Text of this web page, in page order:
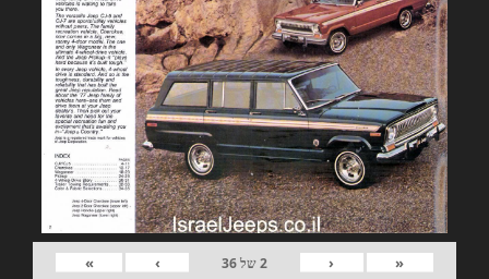
«
‹
2של36
›
»